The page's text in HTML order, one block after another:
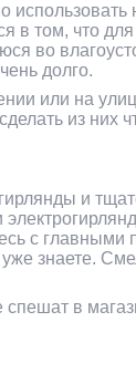
использовать
в том, что для
во
долго.
или на
из них
и
с
знаете.
в